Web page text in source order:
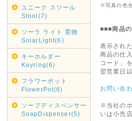
ユニーク スツール
Stool(7)
ソーラ ライト 置物
SolarLight(6)
キーホルダー
Keyring(6)
フラワーポット
FlowerPot(6)
ソープディスペンサー
SoapDispenser(5)
※写真の色
■■■商品
表示され
商品の仕
コード」
翌営業日
お問い合
※当社の
いは小売